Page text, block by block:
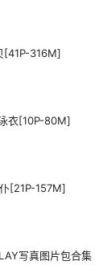
球宝贝[41P-316M]
白泳衣[10P-80M]
女仆[21P-157M]
写真图片包合集